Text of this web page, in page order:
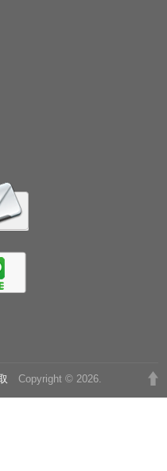
Copyright © 2026.